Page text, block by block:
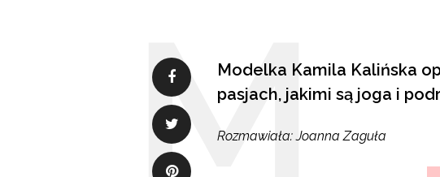
Modelka Kamila Kalińska
pasjach, jakimi są joga i
Rozmawiała: Joanna Zaguła